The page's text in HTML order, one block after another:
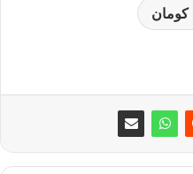
كومان